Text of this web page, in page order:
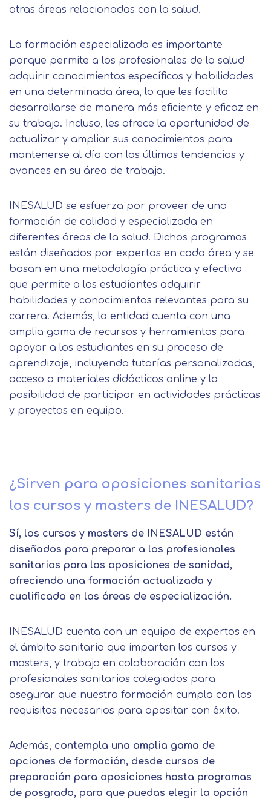
otras áreas relacionadas con la salud.
La formación especializada es importante
porque permite a los profesionales de la salud
adquirir conocimientos específicos y habilidades
en una determinada área, lo que les facilita
desarrollarse de manera más eficiente y eficaz en
su trabajo. Incluso, les ofrece la oportunidad de
actualizar y ampliar sus conocimientos para
mantenerse al día con las últimas tendencias y
avances en su área de trabajo.
INESALUD se esfuerza por proveer de una
formación de calidad y especializada en
diferentes áreas de la salud. Dichos programas
están diseñados por expertos en cada área y se
basan en una metodología práctica y efectiva
que permite a los estudiantes adquirir
habilidades y conocimientos relevantes para su
carrera. Además, la entidad cuenta con una
amplia gama de recursos y herramientas para
apoyar a los estudiantes en su proceso de
aprendizaje, incluyendo tutorías personalizadas,
acceso a materiales didácticos online y la
posibilidad de participar en actividades prácticas
y proyectos en equipo.
¿Sirven para oposiciones sanitarias
los cursos y masters de INESALUD?
Sí, los cursos y masters de INESALUD están
diseñados para preparar a los profesionales
sanitarios para las oposiciones de sanidad,
ofreciendo una formación actualizada y
cualificada en las áreas de especialización.
INESALUD cuenta con un equipo de expertos en
el ámbito sanitario que imparten los cursos y
masters, y trabaja en colaboración con los
profesionales sanitarios colegiados para
asegurar que nuestra formación cumpla con los
requisitos necesarios para opositar con éxito.
Además, contempla una amplia gama de
opciones de formación, desde cursos de
preparación para oposiciones hasta programas
de posgrado, para que puedas elegir la opción